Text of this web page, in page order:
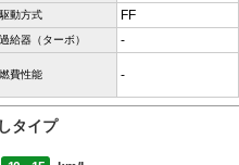
駆動方式 FF
過給器（ターボ） -
燃費性能 -
タイプ